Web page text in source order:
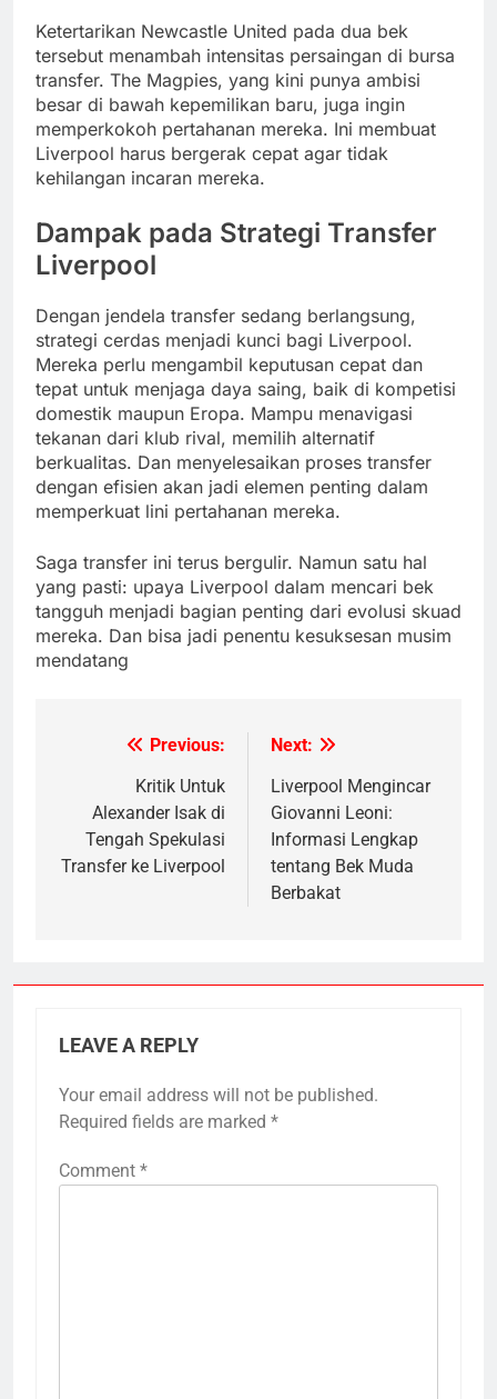
Ketertarikan Newcastle United pada dua bek
tersebut menambah intensitas persaingan di bursa
transfer. The Magpies, yang kini punya ambisi
besar di bawah kepemilikan baru, juga ingin
memperkokoh pertahanan mereka. Ini membuat
Liverpool harus bergerak cepat agar tidak
kehilangan incaran mereka.
Dampak pada Strategi Transfer
Liverpool
Dengan jendela transfer sedang berlangsung,
strategi cerdas menjadi kunci bagi Liverpool.
Mereka perlu mengambil keputusan cepat dan
tepat untuk menjaga daya saing, baik di kompetisi
domestik maupun Eropa. Mampu menavigasi
tekanan dari klub rival, memilih alternatif
berkualitas. Dan menyelesaikan proses transfer
dengan efisien akan jadi elemen penting dalam
memperkuat lini pertahanan mereka.
Saga transfer ini terus bergulir. Namun satu hal
yang pasti: upaya Liverpool dalam mencari bek
tangguh menjadi bagian penting dari evolusi skuad
mereka. Dan bisa jadi penentu kesuksesan musim
mendatang
navigation
Previous:
Kritik Untuk
Alexander Isak di
Tengah Spekulasi
Transfer ke Liverpool
Next:
Liverpool Mengincar
Giovanni Leoni:
Informasi Lengkap
tentang Bek Muda
Berbakat
LEAVE A REPLY
Your email address will not be published.
Required fields are marked *
Comment *